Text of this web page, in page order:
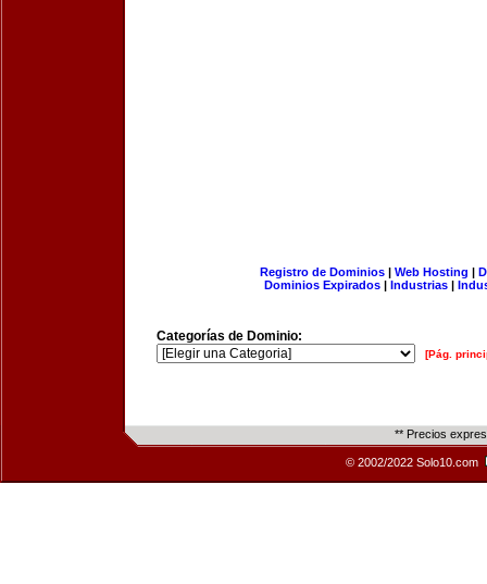
Registro de Dominios| Web Hosting |
Dominios Expirados | Industrias |
Categorías de Dominio:
[Pág.
** Precios
© 2002/2022 Solo10.com